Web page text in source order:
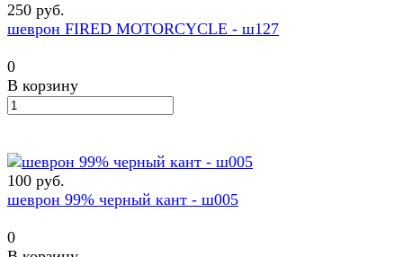
250 руб.
шеврон FIRED MOTORCYCLE - ш127
0
В корзину
100 руб.
шеврон 99% черный кант - ш005
0